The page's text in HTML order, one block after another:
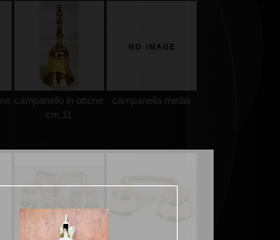
campanello in ottone
cm.11
campanella media